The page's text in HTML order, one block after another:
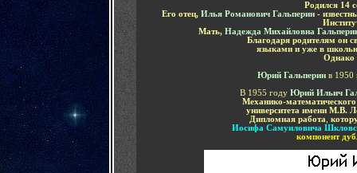
Родился 14
Его отец, Илья Романович Гальперин -
Мать, Надежда Михайловна
Благодаря родителям он
языками и уже в
Однако
Юрий Гальперин в 1950
В 1955 году Юрий Ильич
Механико-
университета имени М.В.
Дипломная работа
Иосифа Самуиловича
компонент